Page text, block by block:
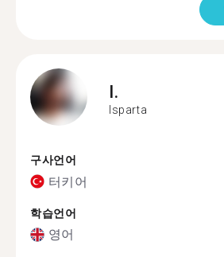
I.
Isparta
구사언어
터키어
학습언어
영어